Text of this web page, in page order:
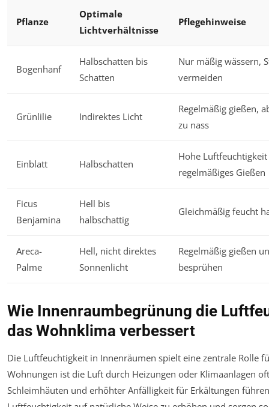
Pflanze
Optimale
Lichtverhältnisse
Pflegehinweise
Bogenhanf
Halbschatten bis
Schatten
Nur mäßig wässern,
vermeiden
Grünlilie Indirektes Licht
Regelmäßig gießen,
zu nass
Einblatt Halbschatten
Hohe
regelmäßiges Gießen
Ficus
Benjamina
Hell bis
halbschattig
Gleichmäßig feucht
Areca-
Palme
Hell, nicht direktes
Sonnenlicht
Regelmäßig gießen
besprühen
Wie Innenraumbegrünung die
das Wohnklima verbessert
Die Luftfeuchtigkeit in Innenräumen spielt eine zentrale Rolle
Wohnungen ist die Luft durch Heizungen oder Klimaanlagen
Schleimhäuten und erhöhter Anfälligkeit für Erkältungen